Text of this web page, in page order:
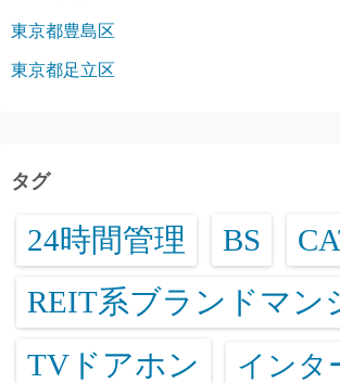
東京都豊島区
東京都足立区
タグ
24時間管理 BS
REIT系ブランドマン
TVドアホン インタ